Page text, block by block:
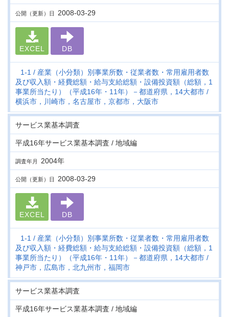
公開（更新）日 2008-03-29
EXCEL DB
1-1
産業（小分類）別事業所数・従業者数・常用雇用者数
及び収入額・経費総額・給与支給総額・設備投資額（総額，1
事業所当たり）（平成16年・11年）－都道府県，14大都市
横浜市，川崎市，名古屋市，京都市，大阪市
サービス業基本調査
平成16年サービス業基本調査 / 地域編
調査年月 2004年
公開（更新）日 2008-03-29
EXCEL DB
1-1
産業（小分類）別事業所数・従業者数・常用雇用者数
及び収入額・経費総額・給与支給総額・設備投資額（総額，1
事業所当たり）（平成16年・11年）－都道府県，14大都市
神戸市，広島市，北九州市，福岡市
サービス業基本調査
平成16年サービス業基本調査 / 地域編